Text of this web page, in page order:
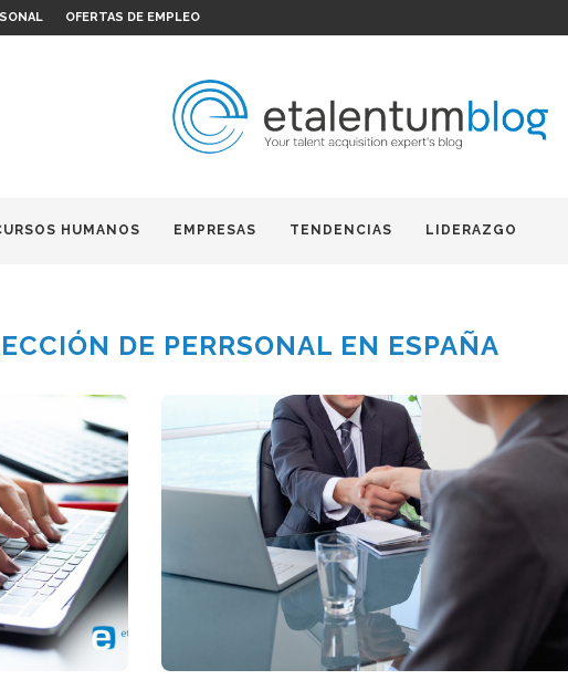
OFERTAS DE EMPLEO
HUMANOS EMPRESAS TENDENCIAS LIDERAZGO
DE PERRSONAL EN ESPAÑA